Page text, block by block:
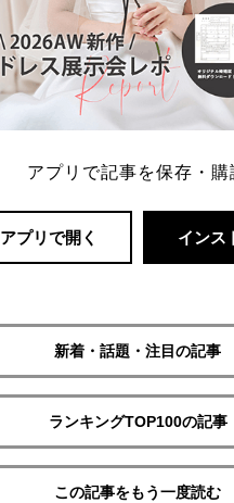
アプリで記事を保存・購
アプリで開く インス
新着・話題・注目の記事
ランキングTOP100の記事
この記事をもう一度読む